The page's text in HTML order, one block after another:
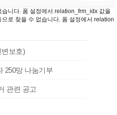
니다. 폼 설정에서 relation_frm_idx 값을
로 찾을 수 없습니다. 폼 설정에서 relation
보호)
250망 나눔기부
관련 공고